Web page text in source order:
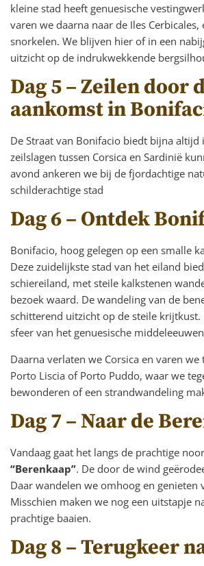
kleine stad heeft genuesische
varen we daarna naar de Iles
snorkelen. We blijven hier of in een
uitzicht op de indrukwekkende
Dag 5 – Zeilen door
aankomst in
De Straat van Bonifacio biedt bijna
zeilslagen tussen Corsica en Sardinië
avond ankeren we bij de fjordachtige
schilderachtige stad
Dag 6 – Ontdek
Bonifacio, hoog gelegen op een smalle
Deze zuidelijkste stad van het eiland
schiereiland, met steile kalkstenen
bezoek waard. De wandeling van de
schitterend uitzicht op de steile
sfeer van het genuesische
Daarna verlaten we Corsica en varen
Porto Liscia of Porto Puddo, waar we
bewonderen of een strandwandeling
Dag 7 – Naar de
Vandaag gaat het langs de prachtige
“Berenkaap”. De door de wind
Daar wandelen we omhoog en
Misschien maken we nog een uitstapje
prachtige baaien.
Dag 8 – Terugkeer